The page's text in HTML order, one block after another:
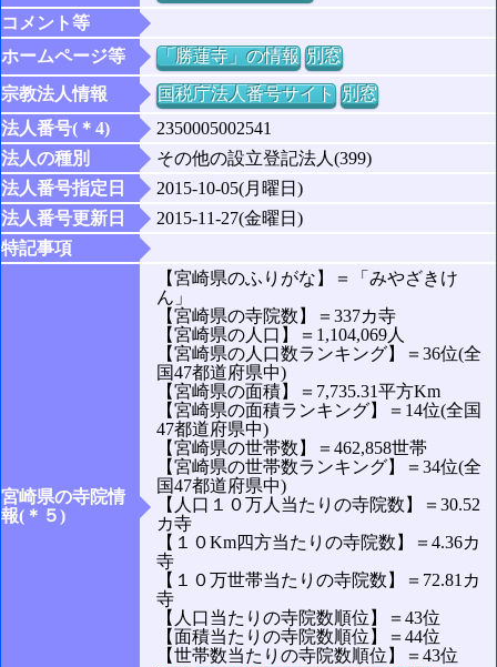
コメント等
ホームページ等
「勝蓮寺」の情報 別窓
宗教法人情報
国税庁法人番号サイト 別窓
法人番号(＊4)
2350005002541
法人の種別
その他の設立登記法人(399)
法人番号指定日
2015-10-05(月曜日)
法人番号更新日
2015-11-27(金曜日)
特記事項
宮崎県の寺院情
報(＊５)
【宮崎県のふりがな】＝「みやざきけ
ん」
【宮崎県の寺院数】＝337カ寺
【宮崎県の人口】＝1,104,069人
【宮崎県の人口数ランキング】＝36位(全
国47都道府県中)
【宮崎県の面積】＝7,735.31平方Km
【宮崎県の面積ランキング】＝14位(全国
47都道府県中)
【宮崎県の世帯数】＝462,858世帯
【宮崎県の世帯数ランキング】＝34位(全
国47都道府県中)
【人口１０万人当たりの寺院数】＝30.52
カ寺
【１０Km四方当たりの寺院数】＝4.36カ
寺
【１０万世帯当たりの寺院数】＝72.81カ
寺
【人口当たりの寺院数順位】＝43位
【面積当たりの寺院数順位】＝44位
【世帯数当たりの寺院数順位】＝43位